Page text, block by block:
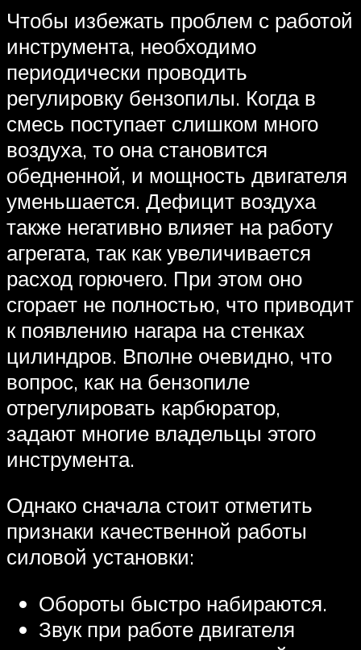
Чтобы избежать проблем с работой
инструмента, необходимо
периодически проводить
регулировку бензопилы. Когда в
смесь поступает слишком много
воздуха, то она становится
обедненной, и мощность двигателя
уменьшается. Дефицит воздуха
также негативно влияет на работу
агрегата, так как увеличивается
расход горючего. При этом оно
сгорает не полностью, что приводит
к появлению нагара на стенках
цилиндров. Вполне очевидно, что
вопрос, как на бензопиле
отрегулировать карбюратор,
задают многие владельцы этого
инструмента.
Однако сначала стоит отметить
признаки качественной работы
силовой установки:
Обороты быстро набираются.
Звук при работе двигателя